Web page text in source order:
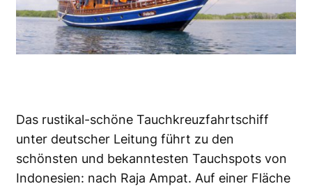
Das rustikal-schöne Tauchkreuzfahrtschiff
unter deutscher Leitung führt zu den
schönsten und bekanntesten Tauchspots von
Indonesien: nach Raja Ampat. Auf einer Fläche